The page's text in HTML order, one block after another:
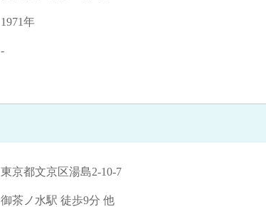
1971年
-
東京都文京区湯島2-10-7
御茶ノ水駅 徒歩9分 他